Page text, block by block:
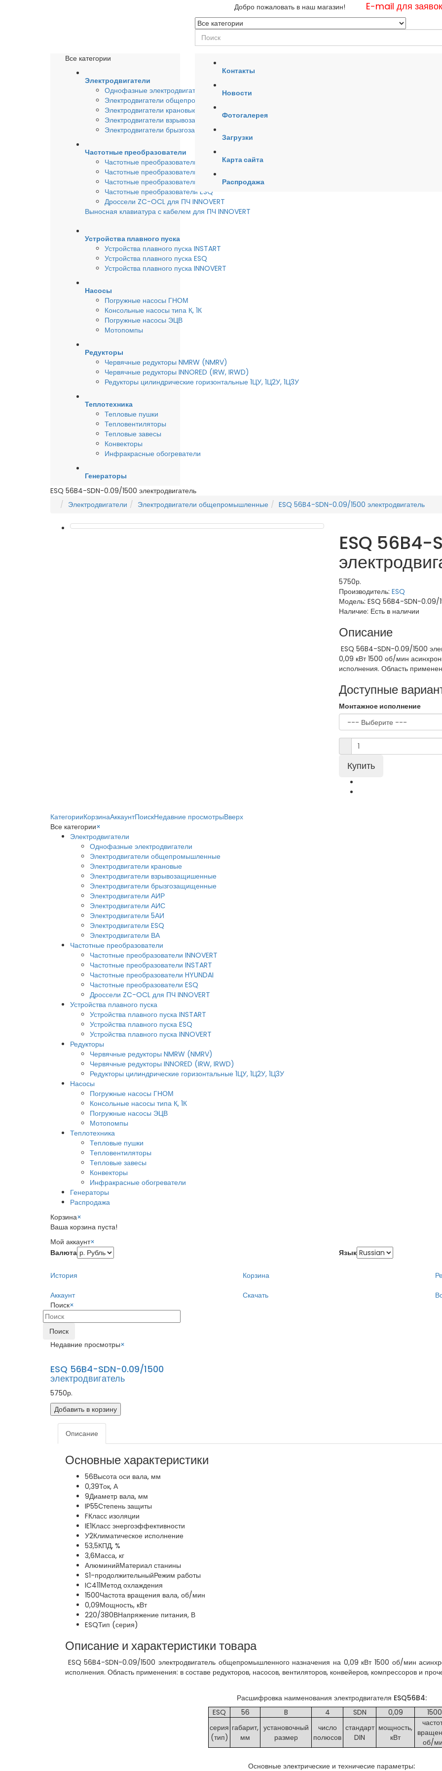
Добро пожаловать в наш магазин! E-mail для
Все категории
Электродвигатели
Однофазные электродвигатели
Электродвигатели общепромышленные
Электродвигатели крановые
Электродвигатели взрывозащишенные
Электродвигатели брызгозащищенные
Частотные преобразователи
Частотные преобразователи INSTART
Частотные преобразователи INNOVERT
Частотные преобразователи HYUNDAI
Частотные преобразователи ESQ
Дроссели ZC-OCL для ПЧ INNOVERT
Выносная клавиатура с кабелем для ПЧ INNOVERT
Устройства плавного пуска
Устройства плавного пуска INSTART
Устройства плавного пуска ESQ
Устройства плавного пуска INNOVERT
Насосы
Погружные насосы ГНОМ
Консольные насосы типа К, 1К
Погружные насосы ЭЦВ
Мотопомпы
Редукторы
Червячные редукторы NMRW (NMRV)
Червячные редукторы INNORED (IRW, IRWD)
Редукторы цилиндрические горизонтальные 1ЦУ, 1Ц2У, 1Ц3У
Теплотехника
Тепловые пушки
Тепловентиляторы
Тепловые завесы
Конвекторы
Инфракрасные обогреватели
Генераторы
Контакты
Новости
Фотогалерея
Загрузки
Карта сайта
Распродажа
ESQ 56B4-SDN-0.09/1500 электродвигатель
Электродвигатели
Электродвигатели общепромышленные ESQ 56B4-SDN-0.09/1500 электродвигатель
ESQ
5750р.
Производитель: ESQ
Модель: ESQ 56B4-SDN-0.09/
Наличие: Есть в наличии
Описание
ESQ 56B4-SDN-0.09/1500
0,09 кВт 1500 об/мин
исполнения. Область
Доступные
Монтажное исполнение
КатегорииКорзинаАккаунтПоискНедавние просмотрыВверх
Все категории×
Электродвигатели
Однофазные электродвигатели
Электродвигатели общепромышленные
Электродвигатели крановые
Электродвигатели взрывозащишенные
Электродвигатели брызгозащищенные
Электродвигатели АИР
Электродвигатели АИС
Электродвигатели 5АИ
Электродвигатели ESQ
Электродвигатели ВА
Частотные преобразователи
Частотные преобразователи INNOVERT
Частотные преобразователи INSTART
Частотные преобразователи HYUNDAI
Частотные преобразователи ESQ
Дроссели ZC-OCL для ПЧ INNOVERT
Устройства плавного пуска
Устройства плавного пуска INSTART
Устройства плавного пуска ESQ
Устройства плавного пуска INNOVERT
Редукторы
Червячные редукторы NMRW (NMRV)
Червячные редукторы INNORED (IRW, IRWD)
Редукторы цилиндрические горизонтальные 1ЦУ, 1Ц2У, 1Ц3У
Насосы
Погружные насосы ГНОМ
Консольные насосы типа К, 1К
Погружные насосы ЭЦВ
Мотопомпы
Теплотехника
Тепловые пушки
Тепловентиляторы
Тепловые завесы
Конвекторы
Инфракрасные обогреватели
Генераторы
Распродажа
Корзина×
Ваша корзина пуста!
Мой аккаунт×
Валюта
Язык
История Корзина
Аккаунт
Скачать
Поиск×
Поиск
Недавние просмотры×
ESQ 56B4-SDN-0.09/1500
электродвигатель
5750р.
Добавить в корзину
Описание
Основные характеристики
56Высота оси вала, мм
0,39Ток, А
9Диаметр вала, мм
IP55Степень защиты
FКласс изоляции
IE1Класс энергоэффективности
У2Климатическое исполнение
53,5КПД, %
3,6Масса, кг
АлюминийМатериал станины
S1-продолжительныйРежим работы
IC411Метод охлаждения
1500Частота вращения вала, об/мин
0,09Мощность, кВт
220/380ВНапряжение питания, В
ESQТип (серия)
Описание и характеристики товара
ESQ 56B4-SDN-0.09/1500 электродвигатель общепромышленного назначения на 0,09 кВт 1500 об/мин
исполнения. Область применения: в составе редукторов, насосов, вентиляторов, конвейеров, компрессоров и
Расшифровка наименования электродвигателя ESQ56B4:
ESQ
56 B 4 SDN 0,09
1500
серия
(тип)
габарит,
мм
установочный
размер
число
полюсов
стандарт
DIN
мощность,
кВт
об/
Основные электрические и техничесие параметры: